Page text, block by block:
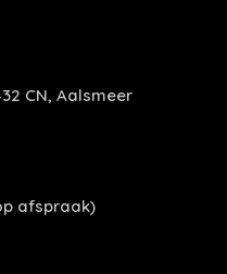
CN, Aalsmeer
afspraak)